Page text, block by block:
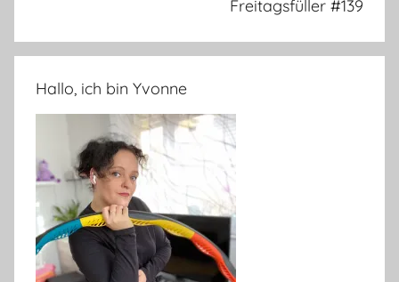
Freitagsfüller #139
Hallo, ich bin Yvonne